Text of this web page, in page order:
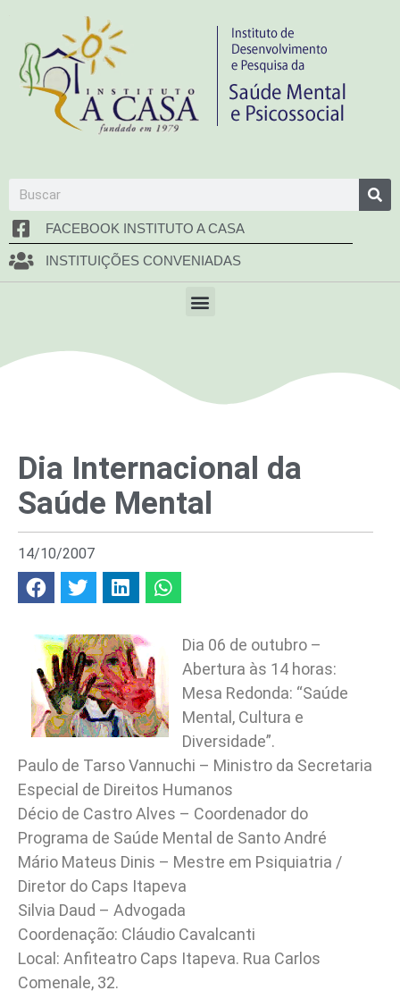
FACEBOOK INSTITUTO A CASA
INSTITUIÇÕES CONVENIADAS
Dia Internacional da
Saúde Mental
14/10/2007
Dia 06 de outubro –
Abertura às 14 horas:
Mesa Redonda: “Saúde
Mental, Cultura e
Diversidade”.
Paulo de Tarso Vannuchi – Ministro da Secretaria
Especial de Direitos Humanos
Décio de Castro Alves – Coordenador do
Programa de Saúde Mental de Santo André
Mário Mateus Dinis – Mestre em Psiquiatria /
Diretor do Caps Itapeva
Silvia Daud – Advogada
Coordenação: Cláudio Cavalcanti
Local: Anfiteatro Caps Itapeva. Rua Carlos
Comenale, 32.